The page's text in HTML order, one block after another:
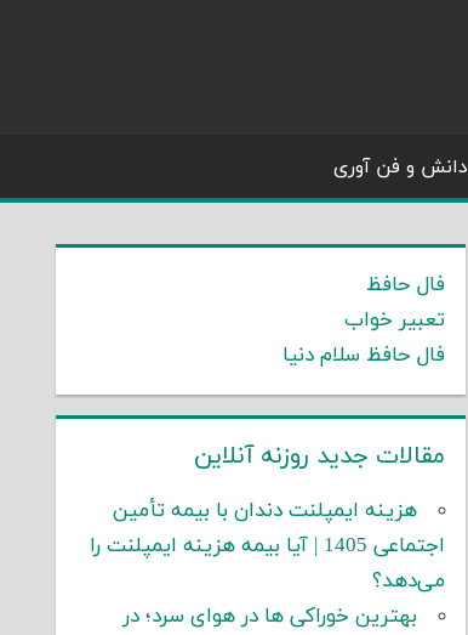
دانش و فن آوری
فال حافظ
تعبیر خواب
فال حافظ سلام دنیا
مقالات جدید روزنه آنلاین
هزینه ایمپلنت دندان با بیمه تأمین
اجتماعی 1405 | آیا بیمه هزینه ایمپلنت را
می‌دهد؟
بهترین خوراکی ها در هوای سرد؛ در